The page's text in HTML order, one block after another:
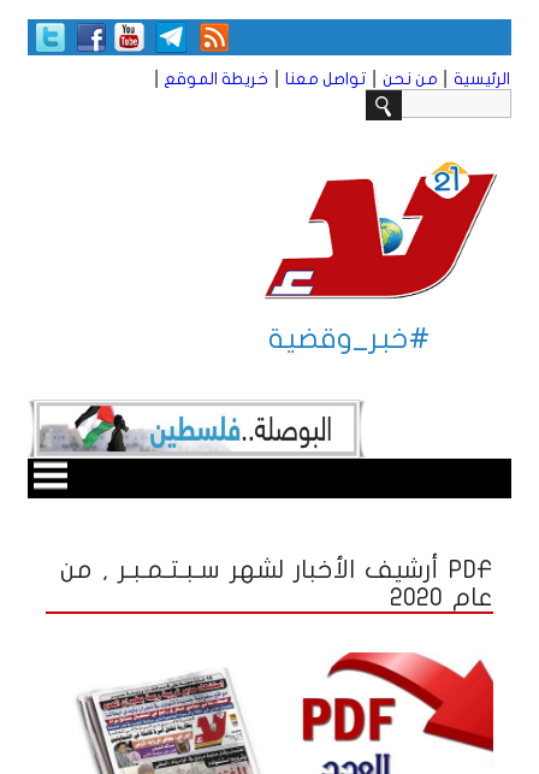
الرئيسية من نحن تواصل معنا خريطة الموقع
#خبر_وقضية
PDF أرشيف الأخبار لشهر سـبـتـمـبـر , من
عام 2020